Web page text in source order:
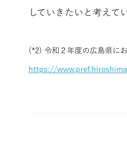
していきたいと考えて
(*2) 令和２年度の広島県に
https://